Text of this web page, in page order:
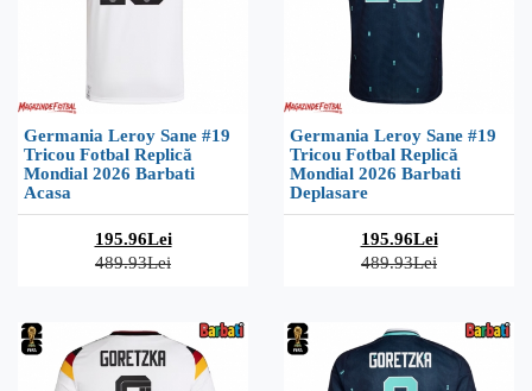
Germania Leroy Sane #19
Tricou Fotbal Replică
Mondial 2026 Barbati
Acasa
195.96Lei
489.93Lei
Germania Leroy Sane #19
Tricou Fotbal Replică
Mondial 2026 Barbati
Deplasare
195.96Lei
489.93Lei